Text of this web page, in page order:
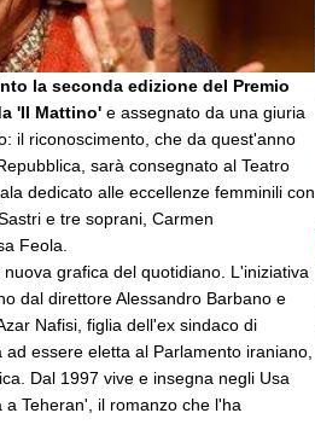
la seconda edizione del Premio
'Il Mattino' e assegnato da una giuria
il riconoscimento, che da quest'anno
sarà consegnato al Teatro
dedicato alle eccellenze femminili con
e tre soprani, Carmen
Feola.
grafica del quotidiano. L'iniziativa
dal direttore Alessandro Barbano e
Nafisi, figlia dell'ex sindaco di
essere eletta al Parlamento iraniano,
Dal 1997 vive e insegna negli Usa
Teheran', il romanzo che l'ha